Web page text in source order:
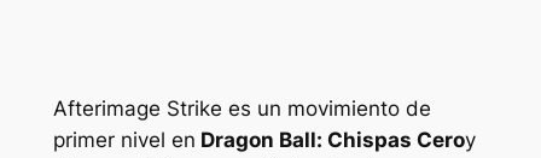
Afterimage Strike es un movimiento de
primer nivel en Dragon Ball: Chispas Ceroy